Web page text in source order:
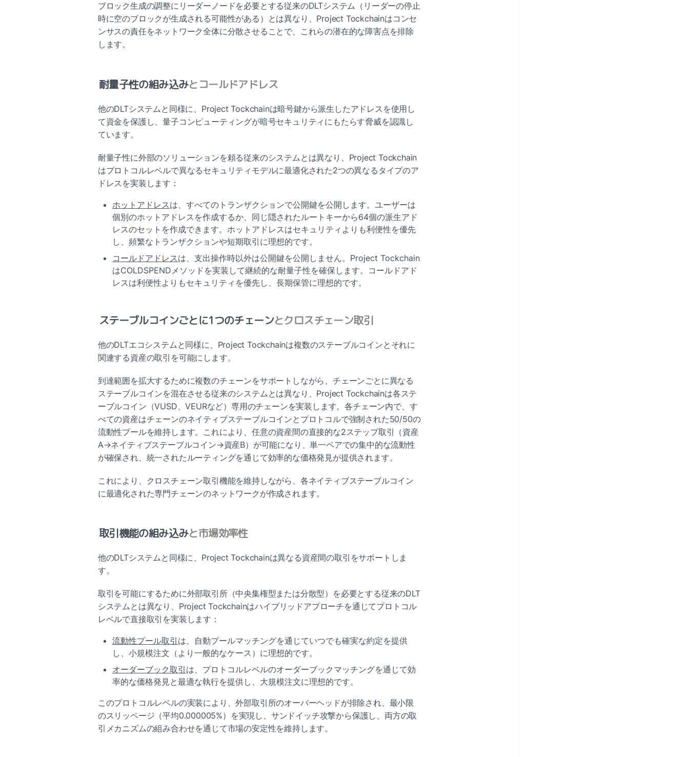
ブロック生成の調整にリーダーノードを必要とする従来のDLTシステム（リーダーの停止
時に空のブロックが生成される可能性がある）とは異なり、Project Tockchainはコンセ
ンサスの責任をネットワーク全体に分散させることで、これらの潜在的な障害点を排除
します。
耐量子性の組み込みとコールドアドレス
他のDLTシステムと同様に、Project Tockchainは暗号鍵から派生したアドレスを使用し
て資金を保護し、量子コンピューティングが暗号セキュリティにもたらす脅威を認識し
ています。
耐量子性に外部のソリューションを頼る従来のシステムとは異なり、Project Tockchain
はプロトコルレベルで異なるセキュリティモデルに最適化された2つの異なるタイプのア
ドレスを実装します：
ホットアドレス は、すべてのトランザクションで公開鍵を公開します。ユーザーは
個別のホットアドレスを作成するか、同じ隠されたルートキーから64個の派生アド
レスのセットを作成できます。ホットアドレスはセキュリティよりも利便性を優先
し、頻繁なトランザクションや短期取引に理想的です。
コールドアドレス は、支出操作時以外は公開鍵を公開しません。Project Tockchain
はCOLDSPENDメソッドを実装して継続的な耐量子性を確保します。コールドアド
レスは利便性よりもセキュリティを優先し、長期保管に理想的です。
ステーブルコインごとに1つのチェーンとクロスチェーン取引
他のDLTエコシステムと同様に、Project Tockchainは複数のステーブルコインとそれに
関連する資産の取引を可能にします。
到達範囲を拡大するために複数のチェーンをサポートしながら、チェーンごとに異なる
ステーブルコインを混在させる従来のシステムとは異なり、Project Tockchainは各ステ
ーブルコイン（VUSD、VEURなど）専用のチェーンを実装します。各チェーン内で、す
べての資産はチェーンのネイティブステーブルコインとプロトコルで強制された50/50の
流動性プールを維持します。これにより、任意の資産間の直接的な2ステップ取引（資産
A→ネイティブステーブルコイン→資産B）が可能になり、単一ペアでの集中的な流動性
が確保され、統一されたルーティングを通じて効率的な価格発見が提供されます。
これにより、クロスチェーン取引機能を維持しながら、各ネイティブステーブルコイン
に最適化された専門チェーンのネットワークが作成されます。
取引機能の組み込みと市場効率性
他のDLTシステムと同様に、Project Tockchainは異なる資産間の取引をサポートしま
す。
取引を可能にするために外部取引所（中央集権型または分散型）を必要とする従来のDLT
システムとは異なり、Project Tockchainはハイブリッドアプローチを通じてプロトコル
レベルで直接取引を実装します：
流動性プール取引 は、自動プールマッチングを通じていつでも確実な約定を提供
し、小規模注文（より一般的なケース）に理想的です。
オーダーブック取引 は、プロトコルレベルのオーダーブックマッチングを通じて効
率的な価格発見と最適な執行を提供し、大規模注文に理想的です。
このプロトコルレベルの実装により、外部取引所のオーバーヘッドが排除され、最小限
のスリッページ（平均0.000005%）を実現し、サンドイッチ攻撃から保護し、両方の取
引メカニズムの組み合わせを通じて市場の安定性を維持します。